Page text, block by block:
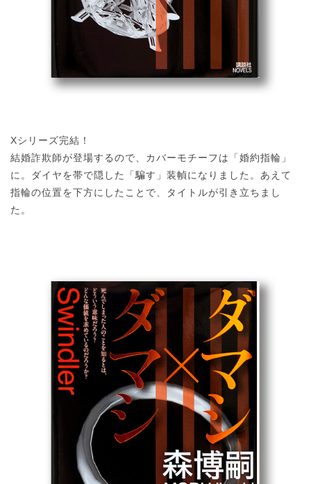
Xシリーズ完結！
結婚詐欺師が登場するので、カバーモチーフは「婚約指輪」
に。ダイヤを帯で隠した「騙す」装幀になりました。あえて
指輪の位置を下方にしたことで、タイトルが引き立ちまし
た。